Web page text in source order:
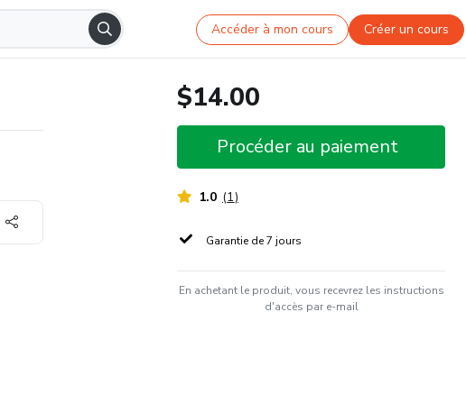
Accéder à mon cours Créer un cours
$14.00
Procéder au paiement
1.0 (1)
Garantie de 7 jours
En achetant le produit, vous recevrez les instructions
d'accès par e-mail